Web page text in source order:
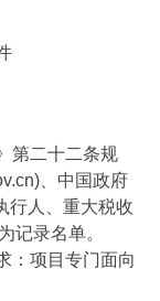
第二十二条规
、中国政府
行人、重大税收
记录名单。
：项目专门面向